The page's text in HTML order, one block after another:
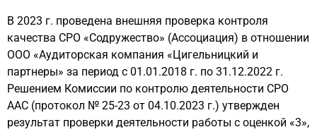
В 2023 г. проведена внешняя проверка контроля
качества CPO «Содружество» (Ассоциация) в отношении
ООО «Аудиторская компания «Цигельницкий и
партнеры» за период с 01.01.2018 г. по 31.12.2022 г.
Решением Комиссии по контролю деятельности СРО
ААС (протокол № 25-23 от 04.10.2023 г.) утвержден
результат проверки деятельности работы с оценкой «3»,